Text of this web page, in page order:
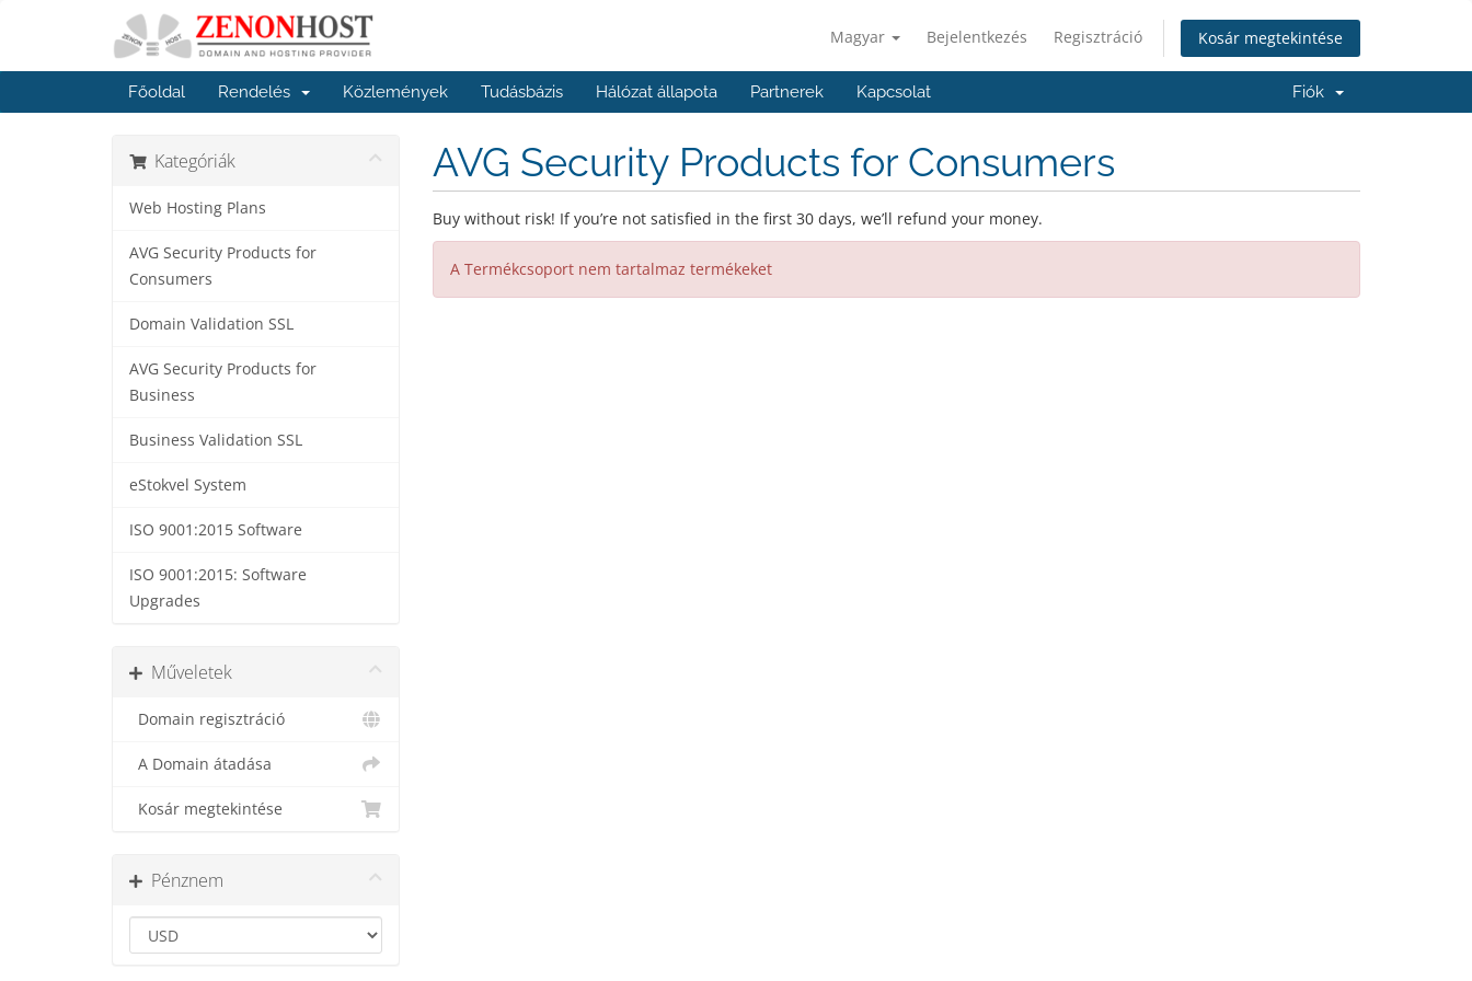
Magyar Bejelentkezés Regisztráció Kosár megtekintése
Főoldal Rendelés Közlemények Tudásbázis Hálózat állapota Partnerek Kapcsolat Fiók
Kategóriák
Web Hosting Plans
AVG Security Products for
Consumers
Domain Validation SSL
AVG Security Products for
Business
Business Validation SSL
eStokvel System
ISO 9001:2015 Software
ISO 9001:2015: Software
Upgrades
Műveletek
Domain regisztráció
A Domain átadása
Kosár megtekintése
Pénznem
AVG Security Products for Consumers
Buy without risk! If you’re not satisfied in the first 30 days, we’ll refund your money.
A Termékcsoport nem tartalmaz termékeket